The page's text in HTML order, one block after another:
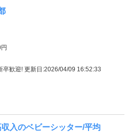
卒歓迎! 更新日:2026/04/09 16:52:33
入のベビーシッター/平均